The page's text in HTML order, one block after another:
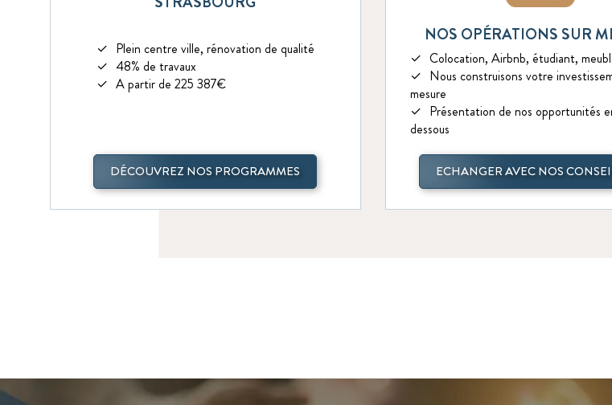
Plein centre ville, rénovation de qualité
48% de travaux
A partir de 225 387€
DÉCOUVREZ NOS PROGRAMMES
NOS OPÉRATIONS SUR
Colocation, Airbnb, étudiant,
Nous construisons votre
mesure
Présentation de nos opportunités
dessous
ECHANGER AVEC NOS